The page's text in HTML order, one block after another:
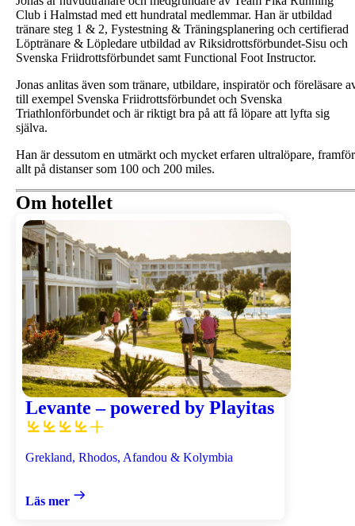
Club i Halmstad med ett hundratal medlemmar. Han är utbildad
tränare steg 1 & 2, Fystestning & Träningsplanering och certifierad
Löptränare & Löpledare utbildad av Riksidrottsförbundet-Sisu och
Svenska Friidrottsförbundet samt Functional Foot Instructor.
Jonas anlitas även som tränare, utbildare, inspiratör och föreläsare
till exempel Svenska Friidrottsförbundet och Svenska
Triathlonförbundet och är riktigt bra på att få löpare att lyfta sig
själva.
Han är dessutom en utmärkt och mycket erfaren ultralöpare, framför
allt på distanser som 100 och 200 miles.
Om hotellet
Levante – powered by Playitas
Grekland, Rhodos, Afandou & Kolymbia
Läs mer